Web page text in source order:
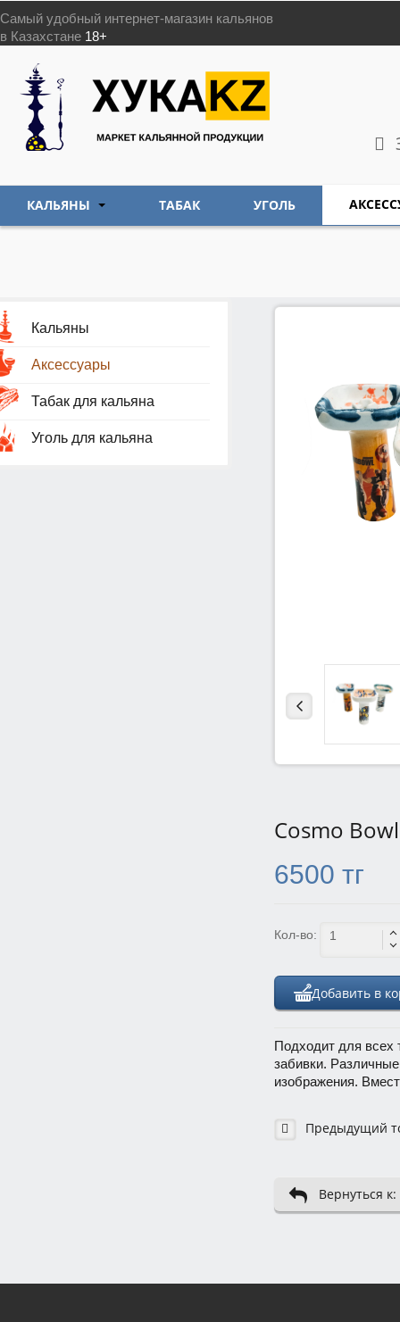
Самый удобный интернет-магазин кальянов
в Казахстане 18+
КАЛЬЯНЫ ТАБАК УГОЛЬ
Cosmo
6500 тг
Кол-во:
Добавить в
Подходит для всех
забивки.
изображения.
Предыдущий
Вернуться
Кальяны
Аксессуары
Табак для кальяна
Уголь для кальяна